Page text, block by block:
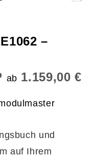
–
ab 1.159,00 €
und
auf Ihrem